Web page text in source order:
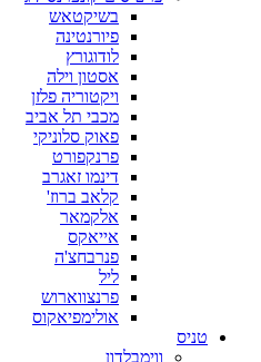
בשיקטאש
פיורנטינה
לודוגורץ
אסטון וילה
ויקטוריה פלזן
מכבי תל אביב
פאוק סלוניקי
פרנקפורט
דינמו זאגרב
קלאב ברוז'
אלקמאר
אייאקס
פנרבחצ'ה
ליל
פרנצווארוש
אולימפיאקוס
טניס
ווימבלדון